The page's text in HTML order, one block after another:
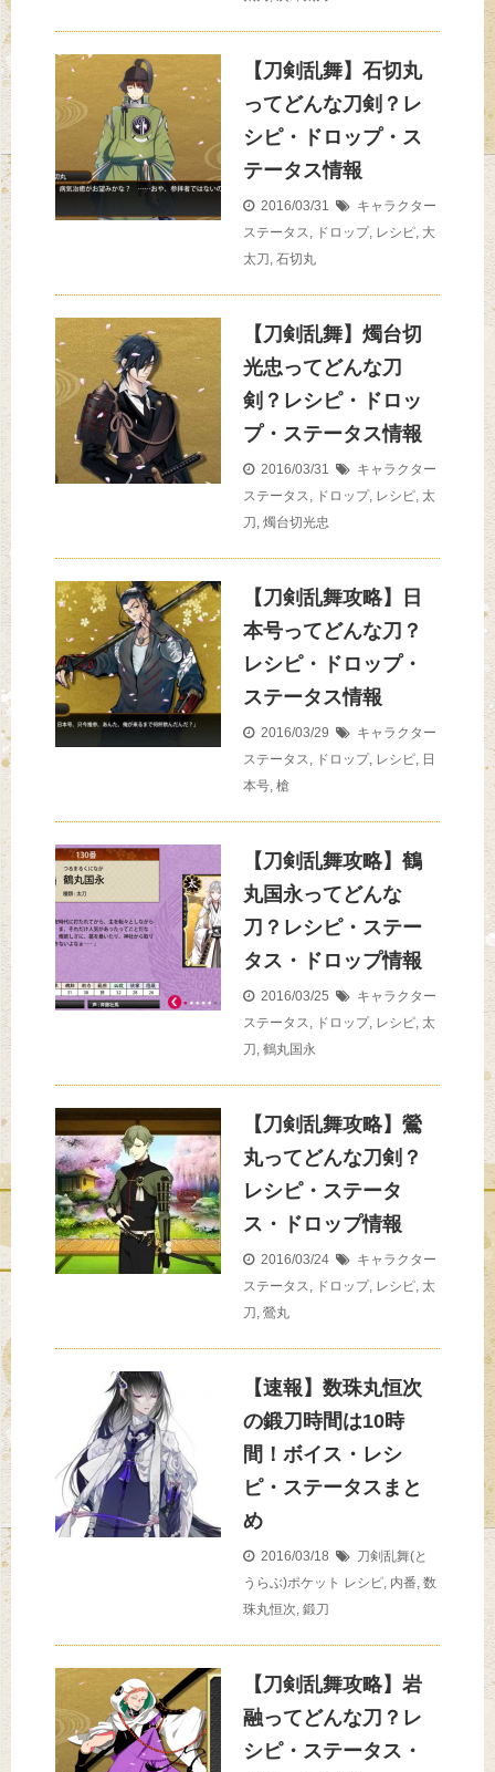
【刀剣乱舞】石切丸
ってどんな刀剣？レ
シピ・ドロップ・ス
テータス情報
2016/03/31
キャラクター
ステータス, ドロップ, レシピ, 大
太刀 , 石切丸
【刀剣乱舞】燭台切
光忠ってどんな刀
剣？レシピ・ドロッ
プ・ステータス情報
2016/03/31
キャラクター
ステータス, ドロップ, レシピ, 太
刀 , 燭台切光忠
【刀剣乱舞攻略】日
本号ってどんな刀？
レシピ・ドロップ・
ステータス情報
2016/03/29
キャラクター
ステータス, ドロップ, レシピ, 日
本号, 槍
【刀剣乱舞攻略】鶴
丸国永ってどんな
刀？レシピ・ステー
タス・ドロップ情報
2016/03/25
キャラクター
ステータス, ドロップ, レシピ, 太
刀 , 鶴丸国永
【刀剣乱舞攻略】鶯
丸ってどんな刀剣？
レシピ・ステータ
ス・ドロップ情報
2016/03/24
キャラクター
ステータス, ドロップ, レシピ, 太
刀 , 鶯丸
【速報】数珠丸恒次
の鍛刀時間は10時
間！ボイス・レシ
ピ・ステータスまと
め
2016/03/18
刀剣乱舞(と
うらぶ)ポケット レシピ, 内番, 数
珠丸恒次, 鍛刀
【刀剣乱舞攻略】岩
融ってどんな刀？レ
シピ・ステータス・